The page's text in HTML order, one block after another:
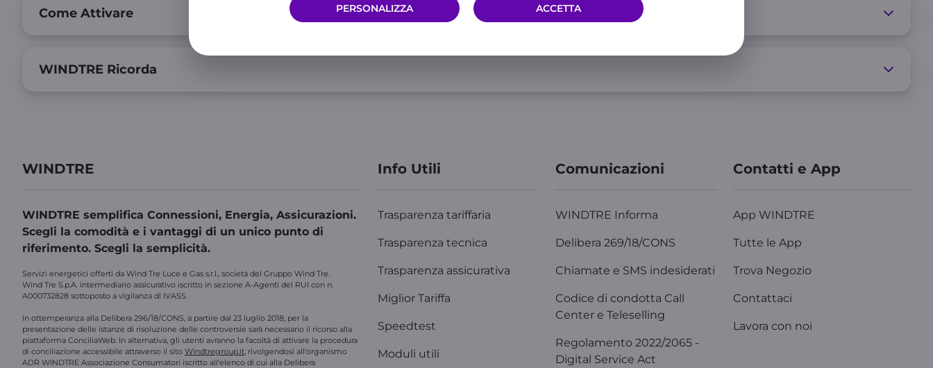
PERSONALIZZA ACCETTA
Come Attivare
WINDTRE Ricorda
WINDTRE
WINDTRE semplifica Connessioni, Energia, Assicurazioni.
Scegli la comodità e i vantaggi di un unico punto di
riferimento. Scegli la semplicità.
Servizi energetici offerti da Wind Tre Luce e Gas s.r.l., società del Gruppo Wind Tre.
Wind Tre S.p.A. intermediario assicurativo iscritto in sezione A-Agenti del RUI con n.
A000732828 sottoposto a vigilanza di IVASS.
In ottemperanza alla Delibera 296/18/CONS, a partire dal 23 luglio 2018, per la
presentazione delle istanze di risoluzione delle controversie sarà necessario il ricorso alla
piattaforma ConciliaWeb. In alternativa, gli utenti avranno la facoltà di attivare la procedura
di conciliazione accessibile attraverso il sito Windtregroup.it, rivolgendosi all'organismo
ADR WINDTRE Associazione Consumatori iscritto all'elenco di cui alla Delibera
Info Utili
Trasparenza tariffaria
Trasparenza tecnica
Trasparenza assicurativa
Miglior Tariffa
Speedtest
Moduli utili
Comunicazioni
WINDTRE Informa
Delibera 269/18/CONS
Chiamate e SMS indesiderati
Codice di condotta Call
Center e Teleselling
Regolamento 2022/2065 -
Digital Service Act
Contatti e App
App WINDTRE
Tutte le App
Trova Negozio
Contattaci
Lavora con noi